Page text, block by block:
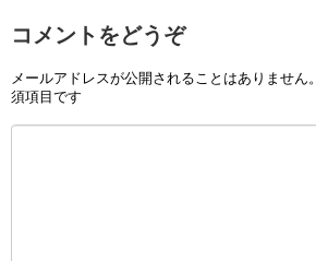
コメントをどうぞ
メールアドレスが公開されることはありません。
須項目です